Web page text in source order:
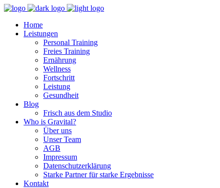
Home
Leistungen
Personal Training
Freies Training
Ernährung
Wellness
Fortschritt
Leistung
Gesundheit
Blog
Frisch aus dem Studio
Who is Gravital?
Über uns
Unser Team
AGB
Impressum
Datenschutzerklärung
Starke Partner für starke Ergebnisse
Kontakt